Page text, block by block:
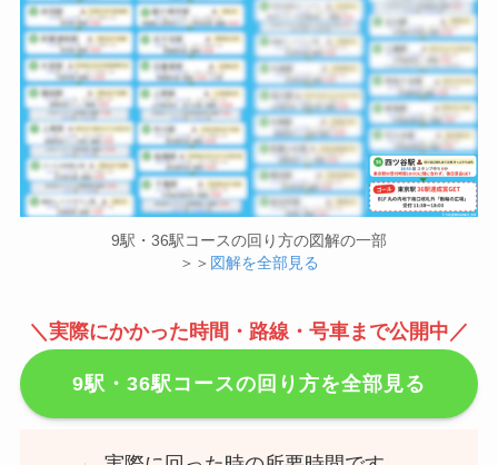
9駅・36駅コースの回り方の図解の一部
＞＞ 図解を全部見る
＼ 実際にかかった時間・路線・号車まで公開中／
9駅・36駅コースの回り方を全部見る